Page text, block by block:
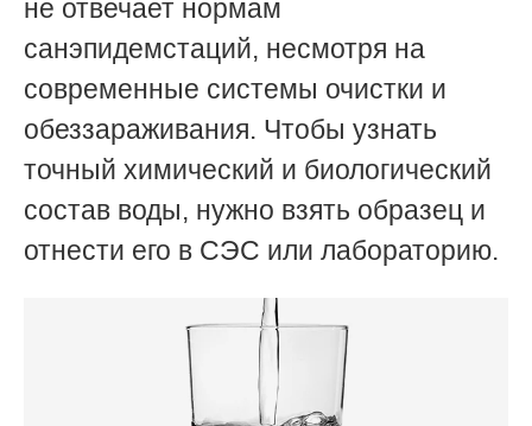
не отвечает нормам
санэпидемстаций, несмотря на
современные системы очистки и
обеззараживания. Чтобы узнать
точный химический и биологический
состав воды, нужно взять образец и
отнести его в СЭС или лабораторию.